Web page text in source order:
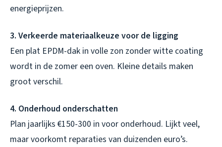
energieprijzen.
3. Verkeerde materiaalkeuze voor de ligging
Een plat EPDM-dak in volle zon zonder witte coating
wordt in de zomer een oven. Kleine details maken
groot verschil.
4. Onderhoud onderschatten
Plan jaarlijks €150-300 in voor onderhoud. Lijkt veel,
maar voorkomt reparaties van duizenden euro’s.